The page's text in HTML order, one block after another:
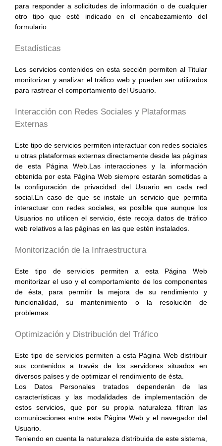
para responder a solicitudes de información o de cualquier
otro tipo que esté indicado en el encabezamiento del
formulario.
Estadísticas
Los servicios contenidos en esta sección permiten al Titular
monitorizar y analizar el tráfico web y pueden ser utilizados
para rastrear el comportamiento del Usuario.
Interacción con Redes Sociales y Plataformas
Externas
Este tipo de servicios permiten interactuar con redes sociales
u otras plataformas externas directamente desde las páginas
de esta Página Web.Las interacciones y la información
obtenida por esta Página Web siempre estarán sometidas a
la configuración de privacidad del Usuario en cada red
social.En caso de que se instale un servicio que permita
interactuar con redes sociales, es posible que aunque los
Usuarios no utilicen el servicio, éste recoja datos de tráfico
web relativos a las páginas en las que estén instalados.
Monitorización de la Infraestructura
Este tipo de servicios permiten a esta Página Web
monitorizar el uso y el comportamiento de los componentes
de ésta, para permitir la mejora de su rendimiento y
funcionalidad, su mantenimiento o la resolución de
problemas.
Optimización y Distribución del Tráfico
Este tipo de servicios permiten a esta Página Web distribuir
sus contenidos a través de los servidores situados en
diversos países y de optimizar el rendimiento de ésta.
Los Datos Personales tratados dependerán de las
características y las modalidades de implementación de
estos servicios, que por su propia naturaleza filtran las
comunicaciones entre esta Página Web y el navegador del
Usuario.
Teniendo en cuenta la naturaleza distribuida de este sistema,